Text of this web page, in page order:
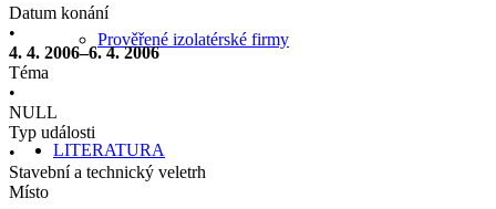
Prověřené izolatérské firmy
LITERATURA
Datum konání
•
4. 4. 2006–6. 4. 2006
Téma
•
NULL
Typ události
•
Stavební a technický veletrh
Místo